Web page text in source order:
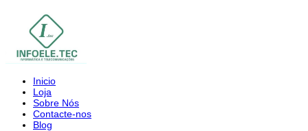
Inicio
Loja
Sobre Nós
Contacte-nos
Blog